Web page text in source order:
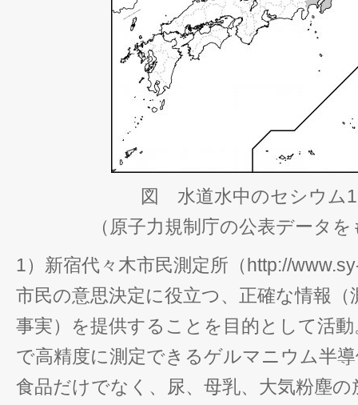
図 水道水中のセシウム
（原子力規制庁の公表データ
1）新宿代々木市民測定所（http://
市民の意思決定に役立つ、正確な情報
事実）を提供することを目的として活
で高精度に測定できるゲルマニウム半
食品だけでなく、尿、母乳、大気粉塵